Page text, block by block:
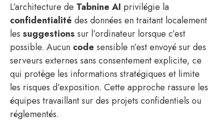
L’architecture de Tabnine AI privilégie la
confidentialité des données en traitant localement
les suggestions sur l’ordinateur lorsque c’est
possible. Aucun code sensible n’est envoyé sur des
serveurs externes sans consentement explicite, ce
qui protège les informations stratégiques et limite
les risques d’exposition. Cette approche rassure les
équipes travaillant sur des projets confidentiels ou
réglementés.